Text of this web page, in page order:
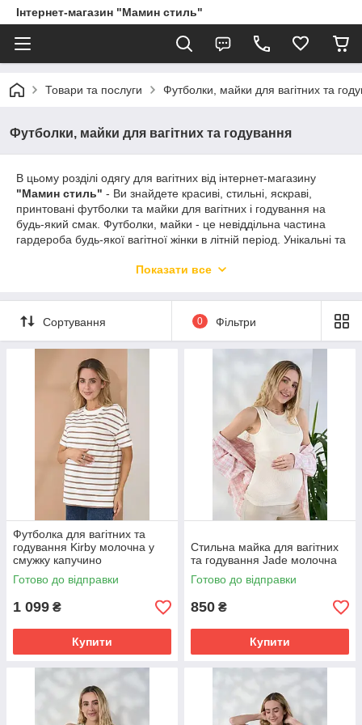
Інтернет-магазин "Мамин стиль"
Товари та послуги Футболки, майки для вагітних та
Футболки, майки для вагітних та годування
В цьому розділі одягу для вагітних від інтернет-магазину
"Мамин стиль" - Ви знайдете красиві, стильні, яскраві,
принтовані футболки та майки для вагітних і годування на
будь-який смак. Футболки, майки - це невіддільна частина
гардероба будь-якої вагітної жінки в літній період. Унікальні та
створенні облягаючих, вільних, стильних майок та футболок
тонкощі при конструюванні такого одягу, який забезпечує не
тільки комфорт і свободу рухів вагітної, але і можливість
зручного годування малюка. Для цього в багатьох виробах
передбачені секрети для годування у вигляді потайних
блискавок і подвійних планок на грудях. В таких нарядах
вагітні та мами які годують грудьми відчують себе легко,
вільно і не примушено.
Показати все
Сортування 0 Фільтри
Футболка для вагітних та
годування Kirby молочна у
смужку капучино
Готово до відправки
1 099 ₴
Купити
Стильна майка для вагітних
та годування Jade молочна
Готово до відправки
850 ₴
Купити